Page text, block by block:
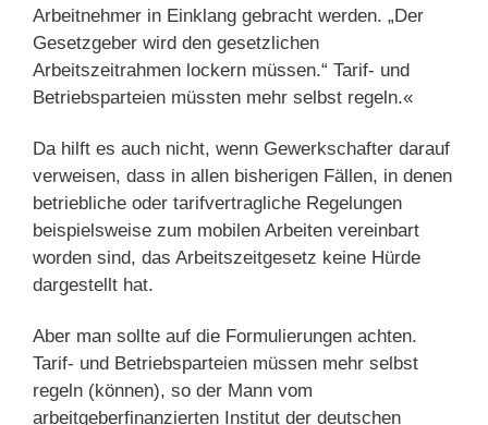
Arbeitnehmer in Einklang gebracht werden. „Der
Gesetzgeber wird den gesetzlichen
Arbeitszeitrahmen lockern müssen.“ Tarif- und
Betriebsparteien müssten mehr selbst regeln.«
Da hilft es auch nicht, wenn Gewerkschafter darauf
verweisen, dass in allen bisherigen Fällen, in denen
betriebliche oder tarifvertragliche Regelungen
beispielsweise zum mobilen Arbeiten vereinbart
worden sind, das Arbeitszeitgesetz keine Hürde
dargestellt hat.
Aber man sollte auf die Formulierungen achten.
Tarif- und Betriebsparteien müssen mehr selbst
regeln (können), so der Mann vom
arbeitgeberfinanzierten Institut der deutschen